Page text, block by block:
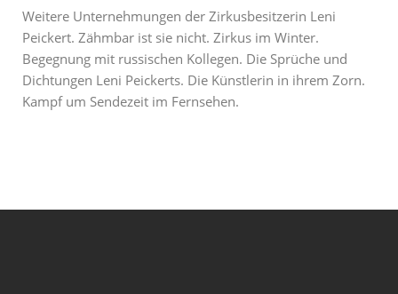
Weitere Unternehmungen der Zirkusbesitzerin Leni
Peickert. Zähmbar ist sie nicht. Zirkus im Winter.
Begegnung mit russischen Kollegen. Die Sprüche und
Dichtungen Leni Peickerts. Die Künstlerin in ihrem Zorn.
Kampf um Sendezeit im Fernsehen.